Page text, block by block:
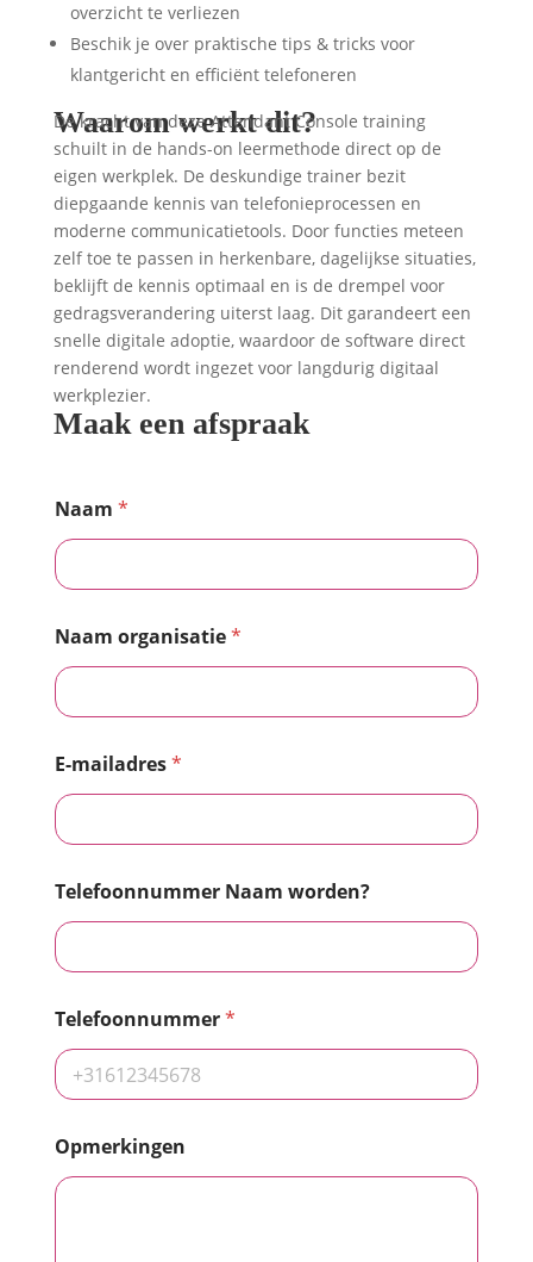
overzicht te verliezen
Beschik je over praktische tips & tricks voor
klantgericht en efficiënt telefoneren
Waarom werkt dit?
De kracht van deze Attendant Console training
schuilt in de hands-on leermethode direct op de
eigen werkplek. De deskundige trainer bezit
diepgaande kennis van telefonieprocessen en
moderne communicatietools. Door functies meteen
zelf toe te passen in herkenbare, dagelijkse situaties,
beklijft de kennis optimaal en is de drempel voor
gedragsverandering uiterst laag. Dit garandeert een
snelle digitale adoptie, waardoor de software direct
renderend wordt ingezet voor langdurig digitaal
werkplezier.
Maak een afspraak
Naam *
Naam organisatie*
E-mailadres*
Telefoonnummer Naam worden?
Telefoonnummer*
Opmerkingen